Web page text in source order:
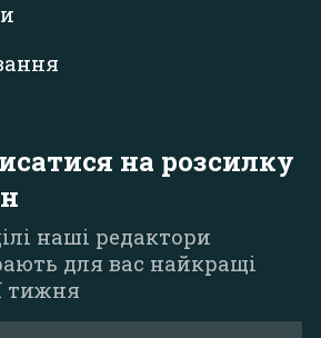
на розсилку
наші редактори
для вас найкращі
тижня